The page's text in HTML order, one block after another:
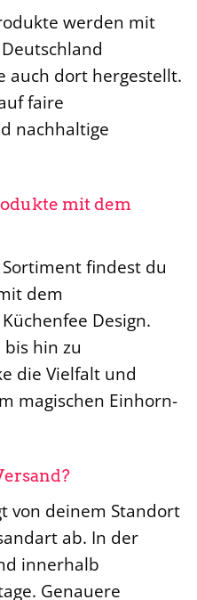
werden mit
auch dort hergestellt.
faire
nachhaltige
mit dem
Sortiment findest du
dem
Design.
bis hin zu
die Vielfalt und
magischen Einhorn-
von deinem Standort
ab. In der
innerhalb
Genauere